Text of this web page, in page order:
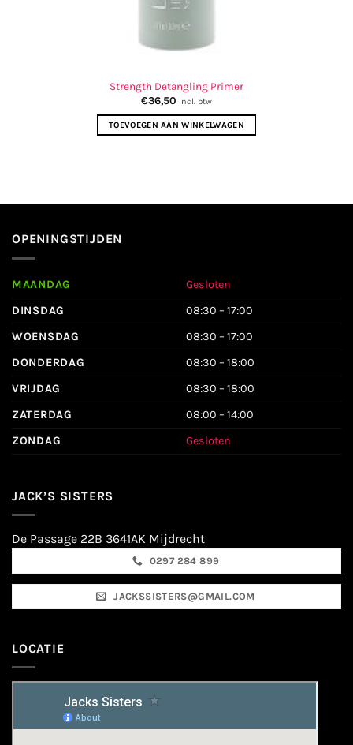
Strength Detangling Primer
€36,50 incl. btw
TOEVOEGEN AAN WINKELWAGEN
OPENINGSTIJDEN
MAANDAG
Gesloten
DINSDAG
08:30 – 17:00
WOENSDAG
08:30 – 17:00
DONDERDAG
08:30 – 18:00
VRIJDAG
08:30 – 18:00
ZATERDAG
08:00 – 14:00
ZONDAG
Gesloten
JACK’S SISTERS
De Passage 22B 3641AK Mijdrecht
0297 284 899
JACKSSISTERS@GMAIL.COM
LOCATIE